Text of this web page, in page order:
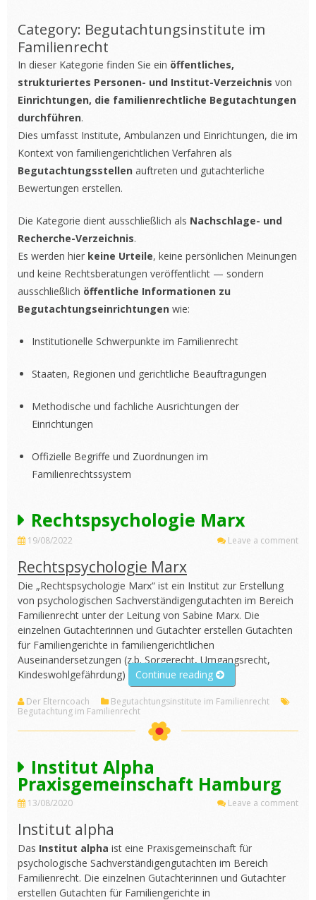
Category: Begutachtungsinstitute im
Familienrecht
In dieser Kategorie finden Sie ein öffentliches,
strukturiertes Personen- und Institut-Verzeichnis von
Einrichtungen, die familienrechtliche Begutachtungen
durchführen.
Dies umfasst Institute, Ambulanzen und Einrichtungen, die im
Kontext von familiengerichtlichen Verfahren als
Begutachtungsstellen auftreten und gutachterliche
Bewertungen erstellen.
Die Kategorie dient ausschließlich als Nachschlage- und
Recherche-Verzeichnis.
Es werden hier keine Urteile, keine persönlichen Meinungen
und keine Rechtsberatungen veröffentlicht — sondern
ausschließlich öffentliche Informationen zu
Begutachtungseinrichtungen wie:
Institutionelle Schwerpunkte im Familienrecht
Staaten, Regionen und gerichtliche Beauftragungen
Methodische und fachliche Ausrichtungen der
Einrichtungen
Offizielle Begriffe und Zuordnungen im
Familienrechtssystem
Rechtspsychologie Marx
19/08/2022 Leave a comment
Rechtspsychologie Marx
Die „Rechtspsychologie Marx“ ist ein Institut zur Erstellung
von psychologischen Sachverständigengutachten im Bereich
Familienrecht unter der Leitung von Sabine Marx. Die
einzelnen Gutachterinnen und Gutachter erstellen Gutachten
für Familiengerichte in familiengerichtlichen
Auseinandersetzungen (z.b. Sorgerecht, Umgangsrecht,
Kindeswohlgefährdung)
Continue reading „Rechtspsychologie
Marx“
Der Elterncoach
Begutachtungsinstitute im Familienrecht
Begutachtung im Familienrecht
Institut Alpha
Praxisgemeinschaft Hamburg
13/08/2020 Leave a comment
Institut alpha
Das Institut alpha ist eine Praxisgemeinschaft für
psychologische Sachverständigengutachten im Bereich
Familienrecht. Die einzelnen Gutachterinnen und Gutachter
erstellen Gutachten für Familiengerichte in